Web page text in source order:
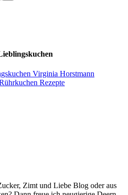
Zimt und Liebe Blog oder aus